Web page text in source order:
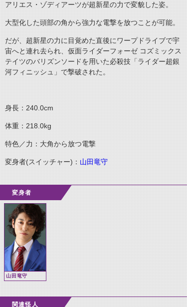
アリエス・ゾディアーツが超新星の力で変貌した姿。
大型化した頭部の角から強力な電撃を放つことが可能。
だが、超新星の力に目覚めた直後にワープドライブで宇
宙へと連れ去られ、仮面ライダーフォーゼ コズミックス
テイツのバリズンソードを用いた必殺技「ライダー超銀
河フィニッシュ」で撃破された。
身長：240.0cm
体重：218.0kg
特色／力：大角から放つ電撃
変身者(スイッチャー)： 山田竜守
変身者
山田竜守
関連怪人